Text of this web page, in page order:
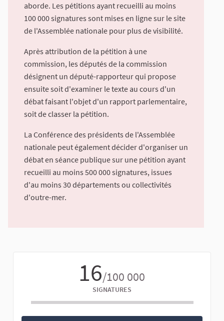
aborde. Les pétitions ayant recueilli au moins
100 000 signatures sont mises en ligne sur le site
de l'Assemblée nationale pour plus de visibilité.
Après attribution de la pétition à une
commission, les députés de la commission
désignent un député-rapporteur qui propose
ensuite soit d'examiner le texte au cours d'un
débat faisant l'objet d'un rapport parlementaire,
soit de classer la pétition.
La Conférence des présidents de l'Assemblée
nationale peut également décider d'organiser un
débat en séance publique sur une pétition ayant
recueilli au moins 500 000 signatures, issues
d'au moins 30 départements ou collectivités
d'outre-mer.
16/100 000
SIGNATURES